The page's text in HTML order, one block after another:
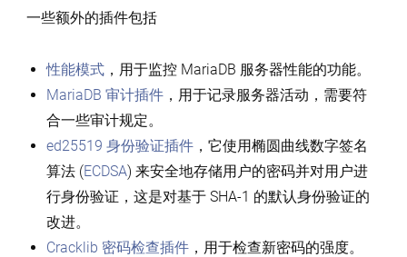
一些额外的插件包括
性能模式，用于监控 MariaDB 服务器性能的功能。
MariaDB 审计插件，用于记录服务器活动，需要符
合一些审计规定。
ed25519 身份验证插件，它使用椭圆曲线数字签名
算法 (ECDSA) 来安全地存储用户的密码并对用户进
行身份验证，这是对基于 SHA-1 的默认身份验证的
改进。
Cracklib 密码检查插件，用于检查新密码的强度。